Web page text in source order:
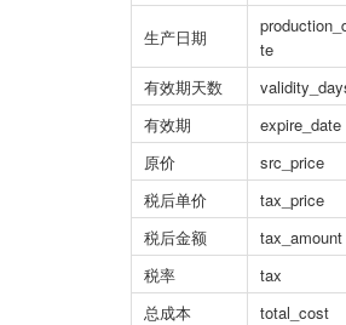
生产日期
te
有效期天数
有效期
expire_date
原价
src_price
税后单价
tax_price
税后金额
tax_amount
税率
tax
总成本
total_cost